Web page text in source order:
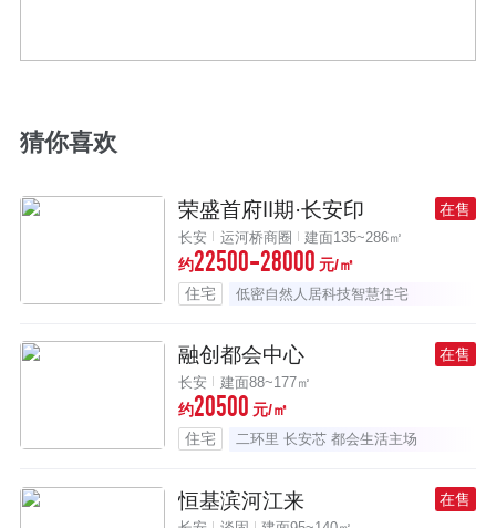
猜你喜欢
荣盛首府Ⅱ期·长安印 在售
长安 运河桥商圈 建面135~286㎡
约22500-28000 元/㎡
住宅
低密自然人居科技智慧住宅
融创都会中心 在售
长安 建面88~177㎡
约20500 元/㎡
住宅
二环里 长安芯 都会生活主场
恒基滨河江来 在售